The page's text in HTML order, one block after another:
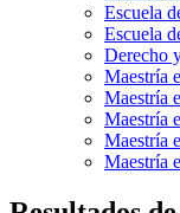
Escuela
Escuela
Derecho
Maestría
Maestría
Maestría
Maestría
Maestría